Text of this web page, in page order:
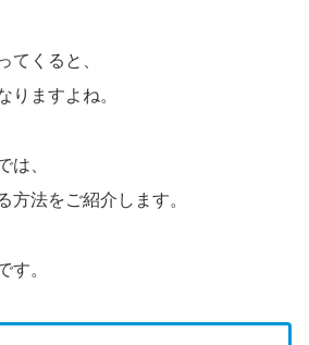
てくると、
りますよね。
は、
方法をご紹介します。
す。